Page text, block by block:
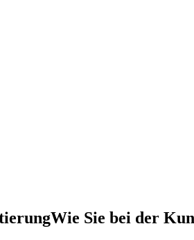
Wie Sie bei der